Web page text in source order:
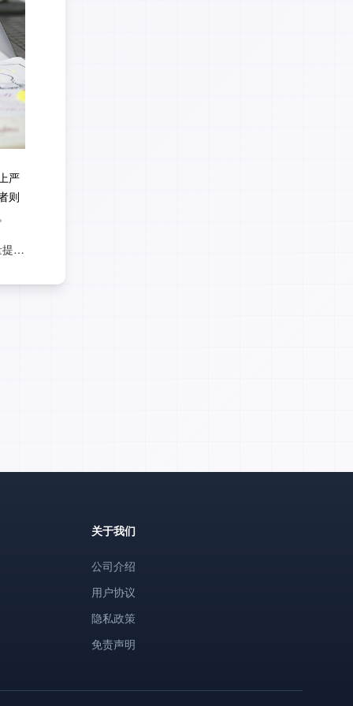
严
则
AI智评：解锁论文质量提升新路径！
关于我们
公司介绍
用户协议
隐私政策
免责声明